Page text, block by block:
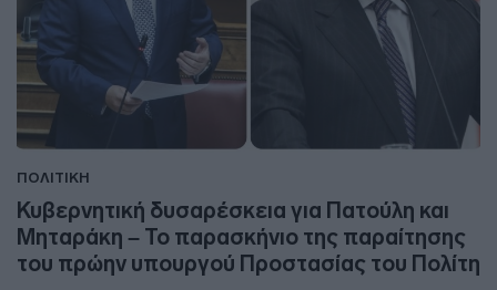
ΠΟΛΙΤΙΚΗ
Κυβερνητική δυσαρέσκεια για Πατούλη και
Μηταράκη – Το παρασκήνιο της παραίτησης
του πρώην υπουργού Προστασίας του Πολίτη